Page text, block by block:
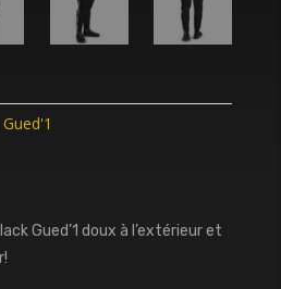
Gued'1
Gued’1 doux à l’extérieur et